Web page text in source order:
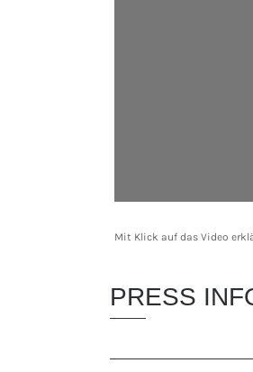
Mit Klick auf das Video
PRESS